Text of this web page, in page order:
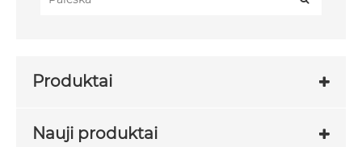
Produktai
Nauji produktai